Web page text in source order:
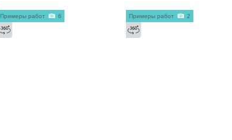
Примеры работ 6 Примеры работ 2